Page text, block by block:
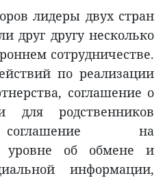
лидеры двух стран
друг другу несколько
сотрудничестве.
по реализации
соглашение о
для родственников
на
уровне об обмене и
информации,